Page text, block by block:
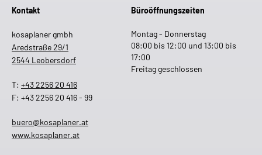
Kontakt
kosaplaner gmbh
Aredstraße 29/1
2544 Leobersdorf
T: +43 2256 20 416
F: +43 2256 20 416 - 99
buero@kosaplaner.at
www.kosaplaner.at
Büroöffnungszeiten
Montag - Donnerstag
08:00 bis 12:00 und 13:00 bis
17:00
Freitag geschlossen